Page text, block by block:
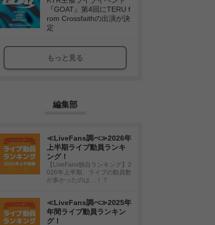
『GOAT』第4回にTERU f
rom Crossfaithの出演が決
定
もっと見る
編集部
≪LiveFans調べ≫2026年
上半期ライブ動員ランキ
ング！
【LiveFans独自ランキング】2
026年上半期、ライブの動員数
が多かったのは…！？
≪LiveFans調べ≫2025年
年間ライブ動員ランキン
グ！